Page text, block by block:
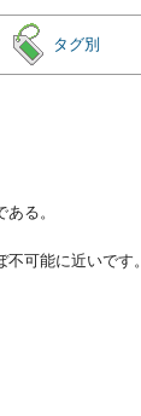
タグ別
る。
可能に近いです。